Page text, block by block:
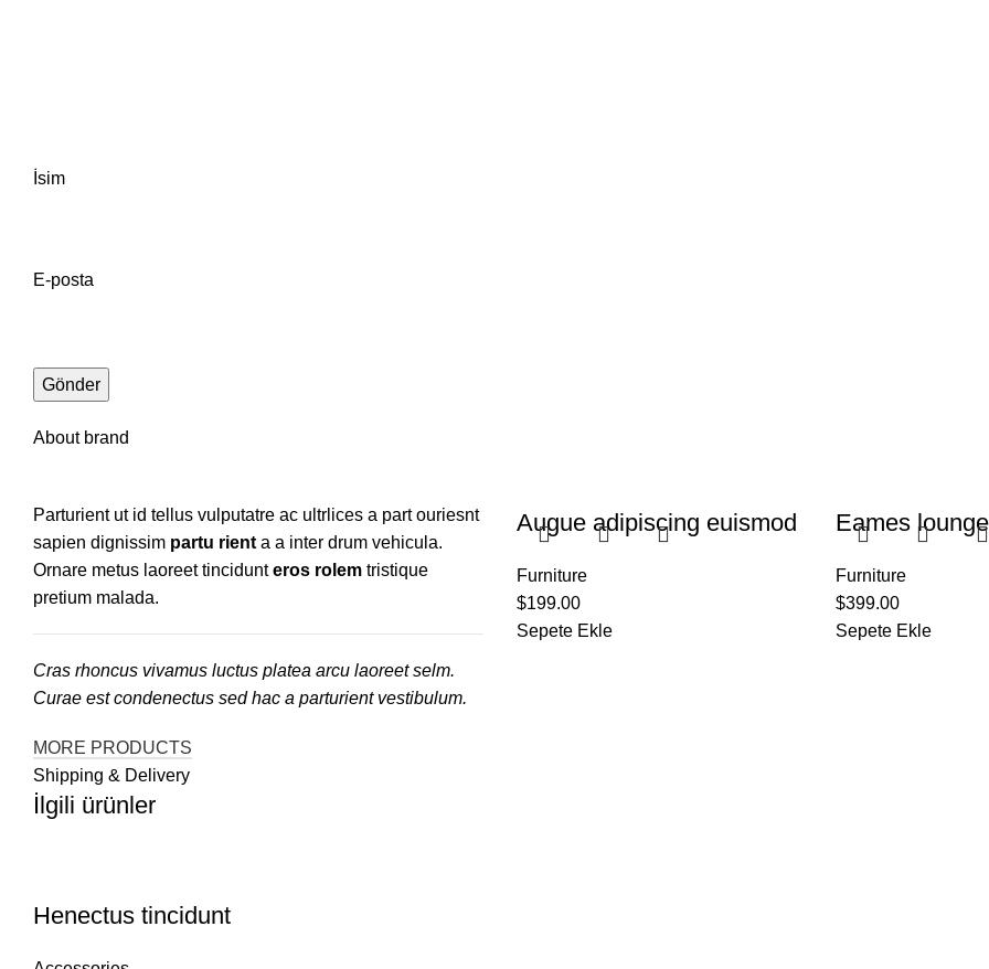
İsim
E-posta
About brand
Parturient ut id tellus vulputatre ac ultrlices a part ouriesnt
sapien dignissim partu rient a a inter drum vehicula.
Ornare metus laoreet tincidunteros rolem tristique
pretium malada.
Cras rhoncus vivamus luctus platea arcu laoreet selm.
Curae est condenectus sed hac a parturient vestibulum.
MORE PRODUCTS
Augue adipiscing euismod
Furniture
$199.00
Sepete Ekle
Eames
Furniture
$399.00
Sepete Ekle
Shipping & Delivery
İlgili ürünler
Henectus tincidunt